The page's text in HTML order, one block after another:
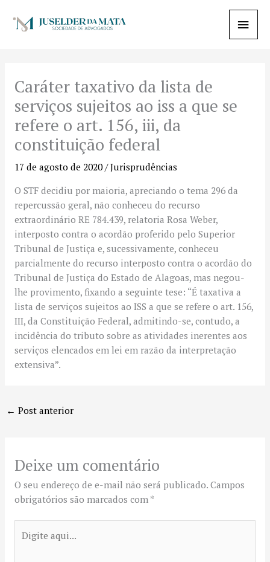
para
Menu
Caráter taxativo da lista de
serviços sujeitos ao iss a que se
refere o art. 156, iii, da
constituição federal
17 de agosto de 2020/Jurisprudências
O STF decidiu por maioria, apreciando o tema 296 da
repercussão geral, não conheceu do recurso
extraordinário RE 784.439, relatoria Rosa Weber,
interposto contra o acordão proferido pelo Superior
Tribunal de Justiça e, sucessivamente, conheceu
parcialmente do recurso interposto contra o acordão do
Tribunal de Justiça do Estado de Alagoas, mas negou-
lhe provimento, fixando a seguinte tese: “É taxativa a
lista de serviços sujeitos ao ISS a que se refere o art. 156,
III, da Constituição Federal, admitindo-se, contudo, a
incidência do tributo sobre as atividades inerentes aos
serviços elencados em lei em razão da interpretação
extensiva”.
← Post anterior
Deixe um comentário
O seu endereço de e-mail não será publicado. Campos
obrigatórios são marcados com *
aqui...